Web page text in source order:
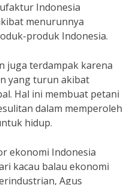
Indonesia
menurunnya
produk Indonesia.
juga terdampak karena
yang turun akibat
Hal ini membuat petani
dalam memperoleh
hidup.
ekonomi Indonesia
kacau balau ekonomi
Agus